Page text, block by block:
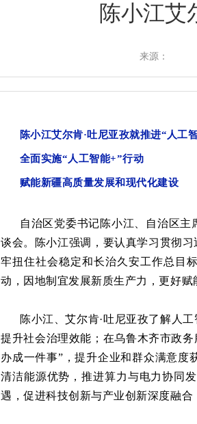
陈小江艾
来源：
陈小江艾尔肯·吐尼亚孜就推进“人工
全面实施“人工智能+”行动
赋能新疆高质量发展和现代化建设
自治区党委书记陈小江、自治区主
谈会。陈小江强调，要认真学习贯彻
牢扭住社会稳定和长治久安工作总目
动，因地制宜发展新质生产力，更好
陈小江、艾尔肯·吐尼亚孜了解人
提升社会治理效能；在乌鲁木齐市政
办成一件事”，提升企业和群众满意度
清洁能源优势，推进算力与电力协同
遇，促进科技创新与产业创新深度融合